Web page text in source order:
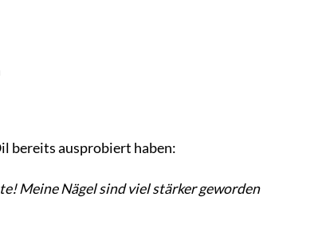
bereits ausprobiert haben:
Meine Nägel sind viel stärker geworden